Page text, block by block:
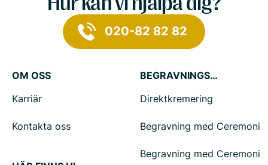
020-82 82 82
OM OSS
Karriär
Kontakta oss
BEGRAVNINGSTJÄNSTER
Direktkremering
Begravning med Ceremoni
Begravning med Ceremoni